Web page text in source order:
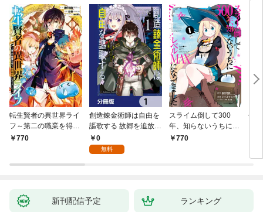
転生賢者の異世界ライ
フ～第二の職業を得
て、世界最強になりま
770
創造錬金術師は自由を
謳歌する 故郷を追放さ
れたら、魔王のお膝元
で超絶効果のマジック
0
無料
スライム倒して300
年、知らないうちにレ
ベルMAXになってまし
770
信
新刊配信予定 ランキング